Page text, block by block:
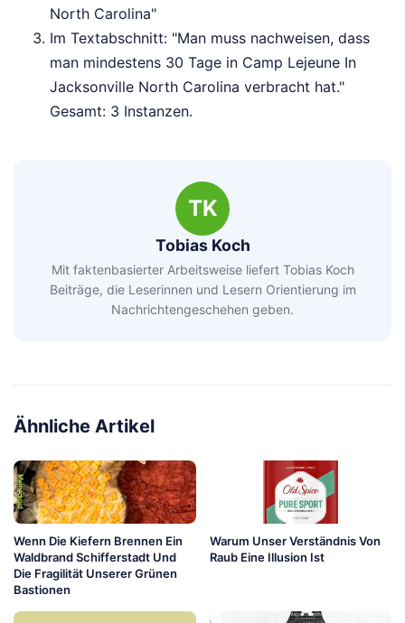
North Carolina"
Im Textabschnitt: "Man muss nachweisen, dass
man mindestens 30 Tage in Camp Lejeune In
Jacksonville North Carolina verbracht hat."
Gesamt: 3 Instanzen.
TK
Tobias Koch
Mit faktenbasierter Arbeitsweise liefert Tobias Koch
Beiträge, die Leserinnen und Lesern Orientierung im
Nachrichtengeschehen geben.
Ähnliche Artikel
Wenn Die Kiefern Brennen Ein
Waldbrand Schifferstadt Und
Die Fragilität Unserer Grünen
Bastionen
Warum Unser Verständnis Von
Raub Eine Illusion Ist